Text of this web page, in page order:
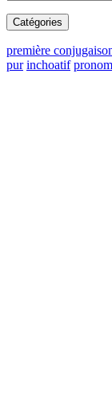
Catégories
première
pur inchoatif